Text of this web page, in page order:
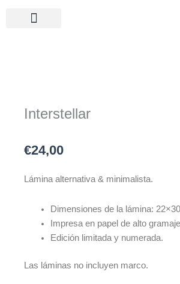
Interstellar
€24,00
Lámina alternativa & minimalista.
Dimensiones de la lámina:
Impresa en papel de alto
Edición limitada y numerada.
Las láminas no incluyen marco.